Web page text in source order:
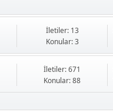
İletiler: 13
Konular: 3
İletiler: 671
Konular: 88